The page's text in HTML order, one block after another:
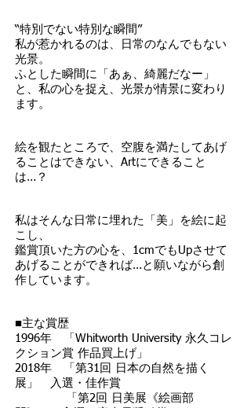
“特別でない特別な瞬間”
私が惹かれるのは、日常のなんでもない
光景。
ふとした瞬間に「あぁ、綺麗だなー」
と、私の心を捉え、光景が情景に変わり
ます。
絵を観たところで、空腹を満たしてあげ
ることはできない、Artにできること
は…？
私はそんな日常に埋れた「美」を絵に起
こし、
鑑賞頂いた方の心を、1cmでもUpさせて
あげることができれば…と願いながら創
作しています。
■主な賞歴
1996年 「Whitworth University 永久コレ
クション賞 作品買上げ」
2018年 「第31回 日本の自然を描く
展」 入選・佳作賞
「第2回 日美展《絵画部